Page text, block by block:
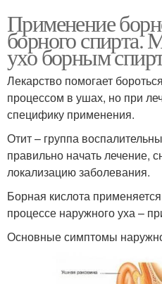
Применение
борного спирта.
ухо борным
Лекарство помогает
процессом в ушах, но при
специфику применения.
Отит – группа
правильно начать лечение,
локализацию заболевания.
Борная кислота
процессе наружного уха –
Основные симптомы